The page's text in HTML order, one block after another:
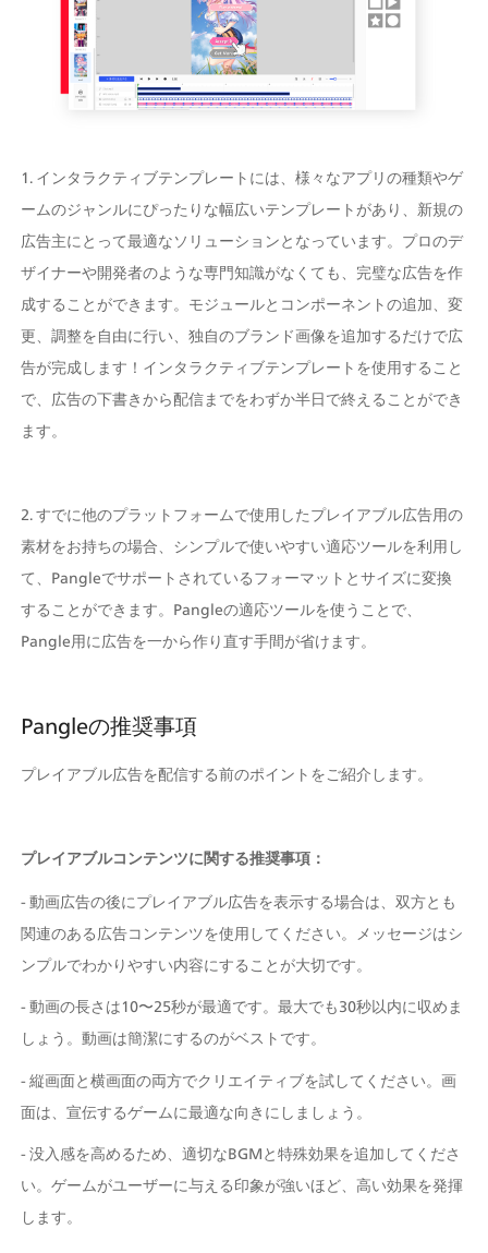
1. インタラクティブテンプレートには、様々なアプリの種類やゲ
ームのジャンルにぴったりな幅広いテンプレートがあり、新規の
広告主にとって最適なソリューションとなっています。プロのデ
ザイナーや開発者のような専門知識がなくても、完璧な広告を作
成することができます。モジュールとコンポーネントの追加、変
更、調整を自由に行い、独自のブランド画像を追加するだけで広
告が完成します！インタラクティブテンプレートを使用すること
で、広告の下書きから配信までをわずか半日で終えることができ
ます。
2. すでに他のプラットフォームで使用したプレイアブル広告用の
素材をお持ちの場合、シンプルで使いやすい適応ツールを利用し
て、Pangleでサポートされているフォーマットとサイズに変換
することができます。Pangleの適応ツールを使うことで、
Pangle用に広告を一から作り直す手間が省けます。
Pangleの推奨事項
プレイアブル広告を配信する前のポイントをご紹介します。
プレイアブルコンテンツに関する推奨事項：
- 動画広告の後にプレイアブル広告を表示する場合は、双方とも
関連のある広告コンテンツを使用してください。メッセージはシ
ンプルでわかりやすい内容にすることが大切です。
- 動画の長さは10〜25秒が最適です。最大でも30秒以内に収めま
しょう。動画は簡潔にするのがベストです。
- 縦画面と横画面の両方でクリエイティブを試してください。画
面は、宣伝するゲームに最適な向きにしましょう。
- 没入感を高めるため、適切なBGMと特殊効果を追加してくださ
い。ゲームがユーザーに与える印象が強いほど、高い効果を発揮
します。